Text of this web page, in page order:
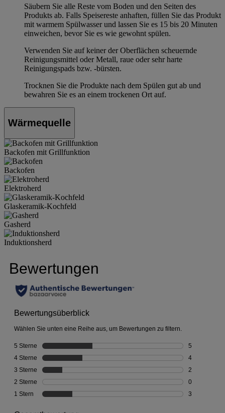
Säubern Sie alle Reste vom Boden und den Seiten des
Produkts ab. Falls Speisereste anhaften, füllen Sie das Produkt
mit warmem Spülwasser und lassen Sie es 15 bis 20 Minuten
einweichen, bevor Sie es wie gewohnt spülen.
Verwenden Sie auf keiner der Oberflächen scheuernde
Reinigungsmittel oder Metall, raue oder sehr harte
Reinigungspads bzw. -bürsten.
Trocknen Sie die Produkte nach dem Spülen gut ab und
bewahren Sie es an einem trockenen Ort auf.
Wärmequelle
Backofen mit Grillfunktion
Backofen
Elektroherd
Glaskeramik-Kochfeld
Gasherd
Induktionsherd